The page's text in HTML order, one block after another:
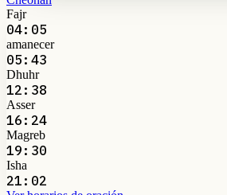
Fajr
04:05
amanecer
05:43
Dhuhr
12:38
Asser
16:24
Magreb
19:30
Isha
21:02